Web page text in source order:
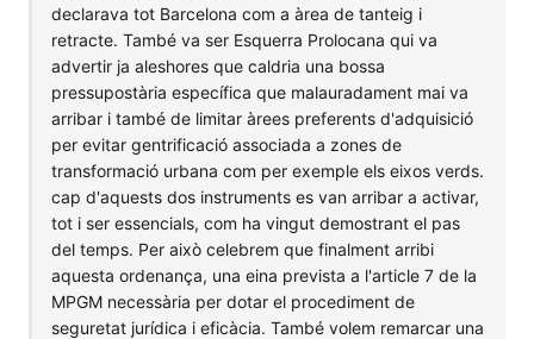
declarava tot Barcelona com a àrea de tanteig i
retracte. També va ser Esquerra Prolocana qui va
advertir ja aleshores que caldria una bossa
pressupostària específica que malauradament mai va
arribar i també de limitar àrees preferents d'adquisició
per evitar gentrificació associada a zones de
transformació urbana com per exemple els eixos verds.
cap d'aquests dos instruments es van arribar a activar,
tot i ser essencials, com ha vingut demostrant el pas
del temps. Per això celebrem que finalment arribi
aquesta ordenança, una eina prevista a l'article 7 de la
MPGM necessària per dotar el procediment de
seguretat jurídica i eficàcia. També volem remarcar una